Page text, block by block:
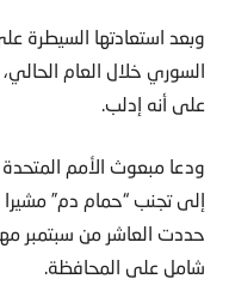
وبعد استعادتها
السوري خلال العام
على أنه إدلب.
ودعا مبعوث الأمم
إلى تجنب “حمام دم” مشيرا
حددت العاشر من سبتمبر
شامل على المحافظة.